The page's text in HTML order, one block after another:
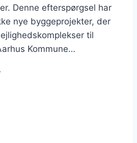
Denne efterspørgsel har
nye byggeprojekter, der
til
Kommune…